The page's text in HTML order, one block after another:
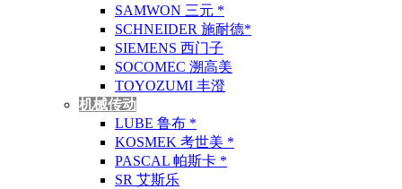
SAMWON 三元 *
SCHNEIDER 施耐德*
SIEMENS 西门子
SOCOMEC 溯高美
TOYOZUMI 丰澄
机械传动
LUBE 鲁布 *
KOSMEK 考世美 *
PASCAL 帕斯卡 *
SR 艾斯乐